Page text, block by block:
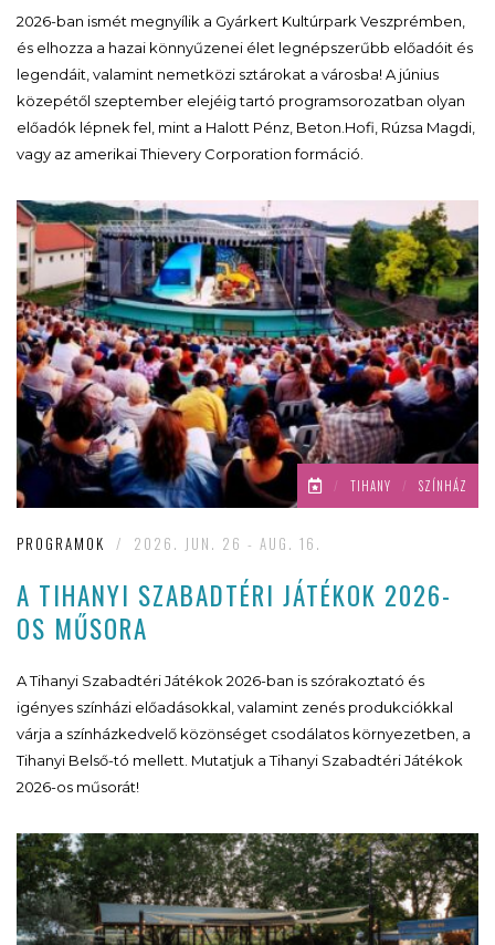
2026-ban ismét megnyílik a Gyárkert Kultúrpark Veszprémben,
és elhozza a hazai könnyűzenei élet legnépszerűbb előadóit és
legendáit, valamint nemetközi sztárokat a városba! A június
közepétől szeptember elejéig tartó programsorozatban olyan
előadók lépnek fel, mint a Halott Pénz, Beton.Hofi, Rúzsa Magdi,
vagy az amerikai Thievery Corporation formáció.
/ TIHANY / SZÍNHÁZ
PROGRAMOK / 2026. JUN. 26 - AUG. 16.
A TIHANYI SZABADTÉRI JÁTÉKOK 2026-
OS MŰSORA
A Tihanyi Szabadtéri Játékok 2026-ban is szórakoztató és
igényes színházi előadásokkal, valamint zenés produkciókkal
várja a színházkedvelő közönséget csodálatos környezetben, a
Tihanyi Belső-tó mellett. Mutatjuk a Tihanyi Szabadtéri Játékok
2026-os műsorát!